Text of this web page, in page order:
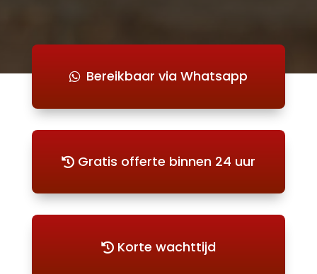
Bereikbaar via Whatsapp
Gratis offerte binnen 24 uur
Korte wachttijd